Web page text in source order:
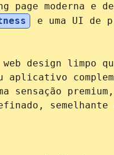
page moderna e
e uma UI de
web design limpo
sensação